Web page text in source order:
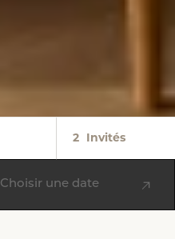
2 Invités
Choisir une date